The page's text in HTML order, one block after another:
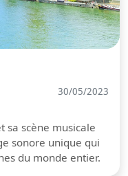
30/05/2023
sa scène musicale
sonore unique qui
du monde entier.